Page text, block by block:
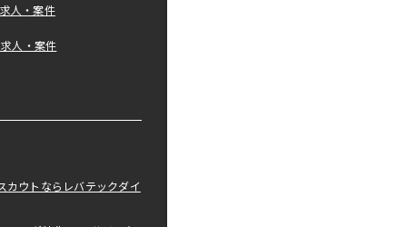
人・案件
人・案件
カウトならレバテックダイ